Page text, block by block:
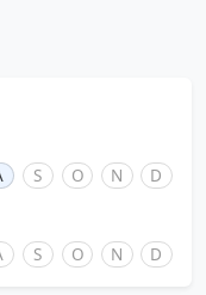
S O N D
S O N D